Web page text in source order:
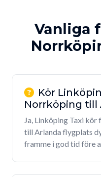
Vanliga
Kör
Norrköping till
Ja, Linköping Taxi
till Arlanda flygplats
framme i god tid före